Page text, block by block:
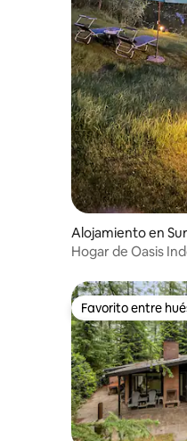
Alojamiento en
Hogar de Oasis
Favorito entre
Favorito entre